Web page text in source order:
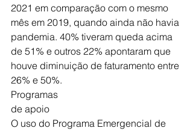
2021 em comparação com o mesmo
mês em 2019, quando ainda não havia
pandemia. 40% tiveram queda acima
de 51% e outros 22% apontaram que
houve diminuição de faturamento entre
26% e 50%.
Programas
de apoio
O uso do Programa Emergencial de